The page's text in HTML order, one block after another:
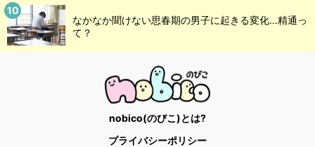
なかなか聞けない思春期の男子に起きる変化…精通っ
て？
nobico(のびこ)とは?
プライバシーポリシー